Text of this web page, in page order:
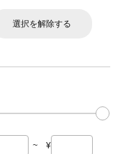
選択を解除する
~ ¥